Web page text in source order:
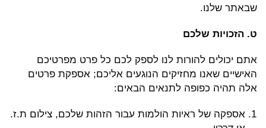
שבאתר שלנו.
ט. הזכויות שלכם
אתם יכולים להורות לנו לספק לכם כל פרט מפרטיכם
האישיים שאנו מחזיקים הנוגעים אליכם; אספקת פרטים
אלה תהיה כפופה לתנאים הבאים:
אספקה של ראיות הולמות עבור הזהות שלכם, צילום ת.ז.